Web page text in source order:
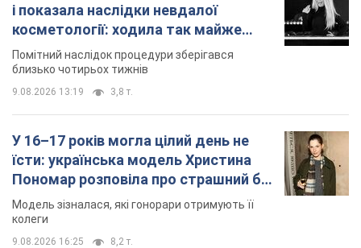
і показала наслідки невдалої
косметології: ходила так майже
місяць
Помітний наслідок процедури зберігався
близько чотирьох тижнів
9.08.2026 13:19 3,8 т.
У 16–17 років могла цілий день не
їсти: українська модель Христина
Пономар розповіла про страшний бік
модельної кар’єри
Модель зізналася, які гонорари отримують її
колеги
9.08.2026 16:25 8,2 т.